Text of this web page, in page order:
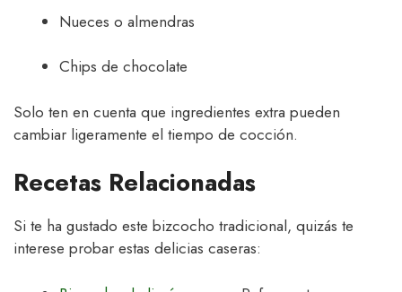
Nueces o almendras
Chips de chocolate
Solo ten en cuenta que ingredientes extra pueden
cambiar ligeramente el tiempo de cocción.
Recetas Relacionadas
Si te ha gustado este bizcocho tradicional, quizás te
interese probar estas delicias caseras: